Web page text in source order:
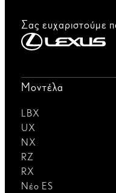
Σας ευχαριστούμε
Μοντέλα
LBX
UX
NX
RZ
RX
Νέο ES